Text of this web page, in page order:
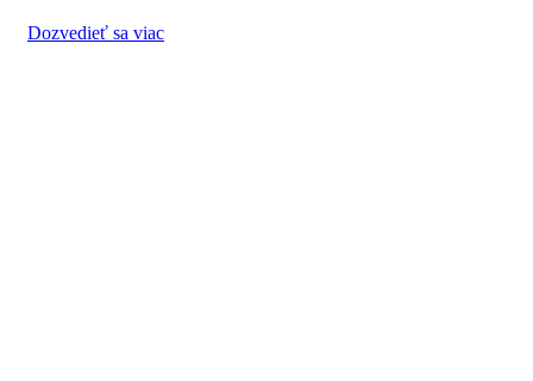
Dozvedieť sa viac